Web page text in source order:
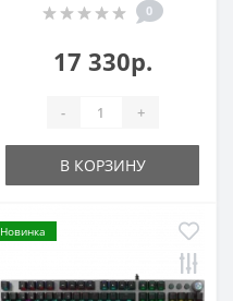
0
17 330р.
- +
В КОРЗИНУ
Новинка